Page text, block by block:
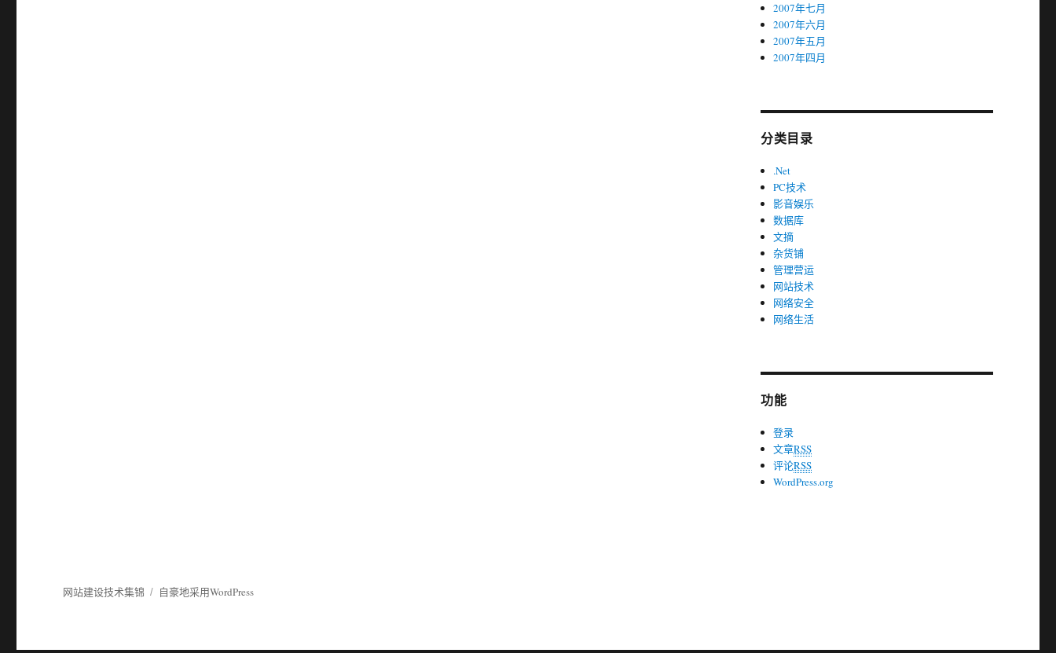
2007年七月
2007年六月
2007年五月
2007年四月
分类目录
.Net
PC技术
影音娱乐
数据库
文摘
杂货铺
管理营运
网站技术
网络安全
网络生活
功能
登录
文章RSS
评论RSS
WordPress.org
网站建设技术集锦 自豪地采用WordPress